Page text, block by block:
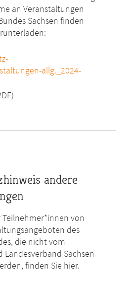
an Veranstaltungen
Sachsen finden
allg._2024-
andere
Teilnehmer*innen von
des
die nicht vom
Landesverband Sachsen
finden Sie hier.